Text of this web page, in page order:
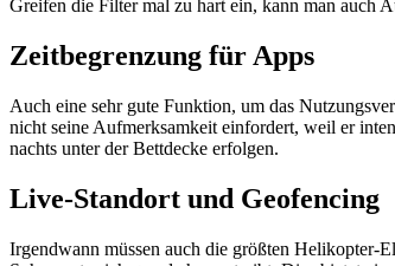
Greifen die Filter mal zu hart ein, kann man auch
Zeitbegrenzung für Apps
Auch eine sehr gute Funktion, um das
nicht seine Aufmerksamkeit einfordert, weil er
nachts unter der Bettdecke erfolgen.
Live-Standort und Geofencing
Irgendwann müssen auch die größten Helikopter-